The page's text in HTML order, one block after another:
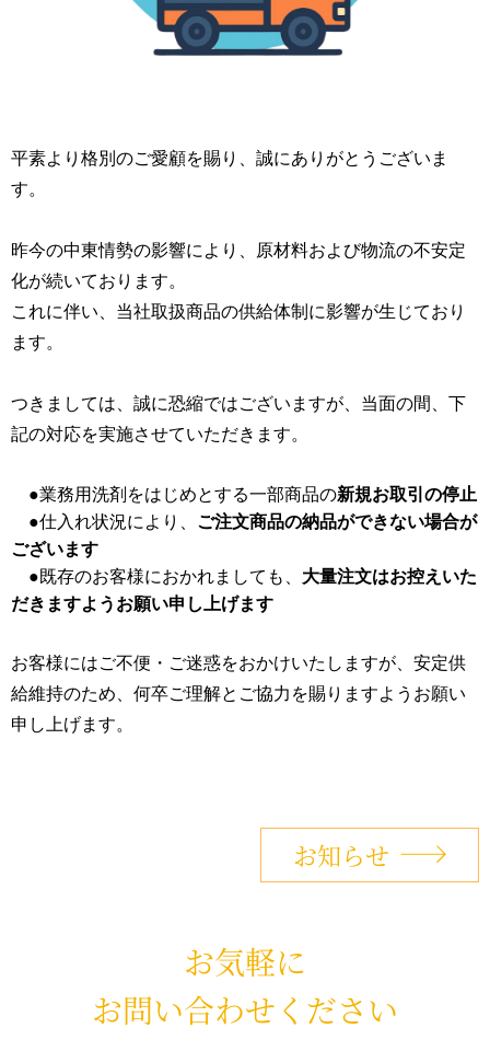
平素より格別のご愛顧を賜り、誠にありがとうございま
す。
昨今の中東情勢の影響により、原材料および物流の不安定
化が続いております。
これに伴い、当社取扱商品の供給体制に影響が生じており
ます。
つきましては、誠に恐縮ではございますが、当面の間、下
記の対応を実施させていただきます。
●業務用洗剤をはじめとする一部商品の新規お取引の停止
●仕入れ状況により、 ご注文商品の納品ができない場合が
ございます
●既存のお客様におかれましても、 大量注文はお控えいた
だきますようお願い申し上げます
お客様にはご不便・ご迷惑をおかけいたしますが、安定供
給維持のため、何卒ご理解とご協力を賜りますようお願い
申し上げます。
お知らせ
お気軽に
お問い合わせください